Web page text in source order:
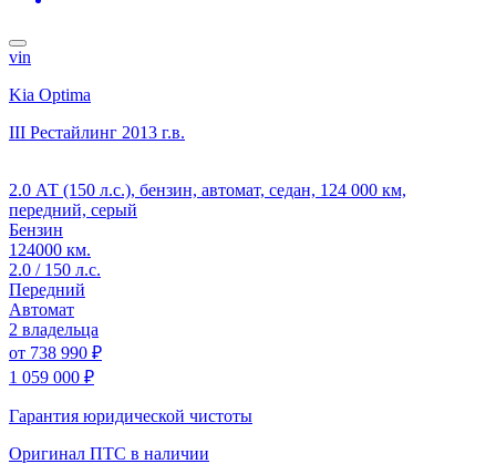
vin
Kia Optima
III Рестайлинг 2013 г.в.
2.0 АТ (150 л.с.), бензин, автомат, седан, 124 000 км,
передний, серый
Бензин
124000 км.
2.0 / 150 л.с.
Передний
Автомат
2 владельца
от 738 990 ₽
1 059 000 ₽
Гарантия юридической чистоты
Оригинал ПТС в наличии